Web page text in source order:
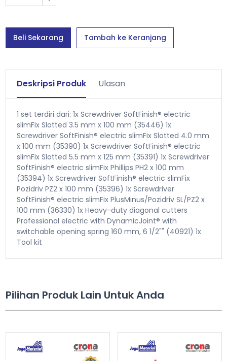
Beli Sekarang Tambah ke Keranjang
Deskripsi Produk Ulasan
1 set terdiri dari: 1x Screwdriver SoftFinish® electric
slimFix Slotted 3.5 mm x 100 mm (35446) 1x
Screwdriver SoftFinish® electric slimFix Slotted 4.0 mm
x 100 mm (35390) 1x Screwdriver SoftFinish® electric
slimFix Slotted 5.5 mm x 125 mm (35391) 1x Screwdriver
SoftFinish® electric slimFix Phillips PH2 x 100 mm
(35394) 1x Screwdriver SoftFinish® electric slimFix
Pozidriv PZ2 x 100 mm (35396) 1x Screwdriver
SoftFinish® electric slimFix PlusMinus/Pozidriv SL/PZ2 x
100 mm (36330) 1x Heavy-duty diagonal cutters
Professional electric with DynamicJoint® with
switchable opening spring 160 mm, 6 1/2"" (40921) 1x
Tool kit
Pilihan Produk Lain Untuk Anda